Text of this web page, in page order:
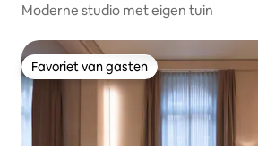
Moderne studio met eigen tuin
Favoriet van gasten
Favoriet van gasten